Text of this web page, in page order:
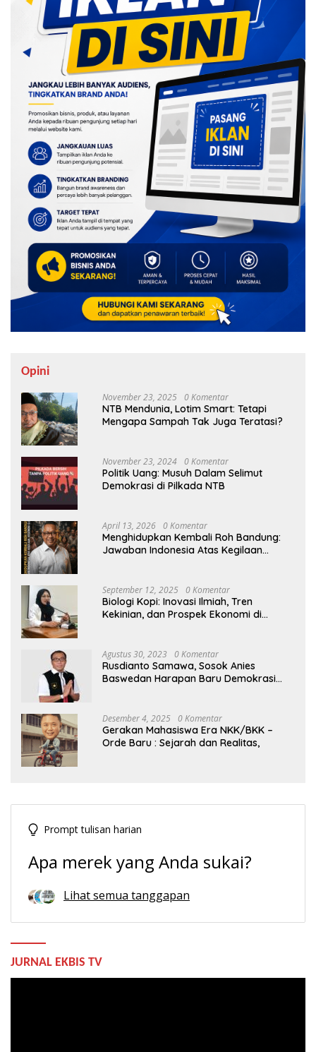
Opini
November 23, 2025 0 Komentar
NTB Mendunia, Lotim Smart: Tetapi
Mengapa Sampah Tak Juga Teratasi?
November 23, 2024 0 Komentar
Politik Uang: Musuh Dalam Selimut
Demokrasi di Pilkada NTB
April 13, 2026 0 Komentar
Menghidupkan Kembali Roh Bandung:
Jawaban Indonesia Atas Kegilaan
September 12, 2025 0 Komentar
Biologi Kopi: Inovasi Ilmiah, Tren
Kekinian, dan Prospek Ekonomi di
Agustus 30, 2023 0 Komentar
Rusdianto Samawa, Sosok Anies
Baswedan Harapan Baru Demokrasi
Desember 4, 2025 0 Komentar
Gerakan Mahasiswa Era NKK/BKK –
Orde Baru : Sejarah dan Realitas,
Prompt tulisan harian
Apa merek yang Anda sukai?
Lihat semua tanggapan
JURNAL EKBIS TV